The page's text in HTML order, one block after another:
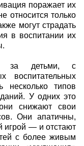
поражает их
относится только
могут страдать
в воспитании их
за детьми, с
воспитательных
несколько типов
У одних это
снижают свои
Они апатичны,
игрой — и отстают
с более живым